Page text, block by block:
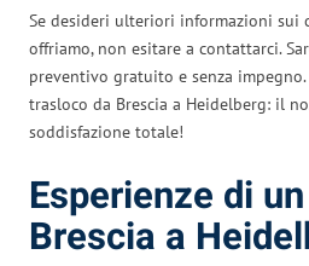
Se desideri ulteriori informazioni sui
offriamo, non esitare a contattarci.
preventivo gratuito e senza
trasloco da Brescia a Heidelberg: il
soddisfazione totale!
Esperienze di
Brescia a